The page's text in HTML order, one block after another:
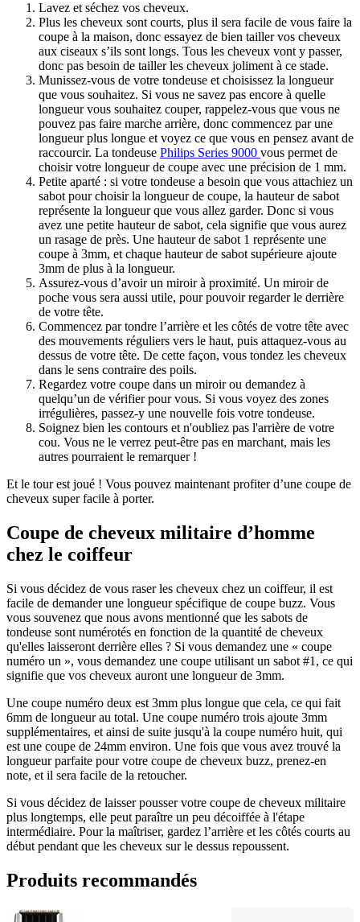
Lavez et séchez vos cheveux.
Plus les cheveux sont courts, plus il sera facile de vous faire la
coupe à la maison, donc essayez de bien tailler vos cheveux
aux ciseaux s’ils sont longs. Tous les cheveux vont y passer,
donc pas besoin de tailler les cheveux joliment à ce stade.
Munissez-vous de votre tondeuse et choisissez la longueur
que vous souhaitez. Si vous ne savez pas encore à quelle
longueur vous souhaitez couper, rappelez-vous que vous ne
pouvez pas faire marche arrière, donc commencez par une
longueur plus longue et voyez ce que vous en pensez avant de
raccourcir. La tondeuse Philips Series 9000 vous permet de
choisir votre longueur de coupe avec une précision de 1 mm.
Petite aparté : si votre tondeuse a besoin que vous attachiez un
sabot pour choisir la longueur de coupe, la hauteur de sabot
représente la longueur que vous allez garder. Donc si vous
avez une petite hauteur de sabot, cela signifie que vous aurez
un rasage de près. Une hauteur de sabot 1 représente une
coupe à 3mm, et chaque hauteur de sabot supérieure ajoute
3mm de plus à la longueur.
Assurez-vous d’avoir un miroir à proximité. Un miroir de
poche vous sera aussi utile, pour pouvoir regarder le derrière
de votre tête.
Commencez par tondre l’arrière et les côtés de votre tête avec
des mouvements réguliers vers le haut, puis attaquez-vous au
dessus de votre tête. De cette façon, vous tondez les cheveux
dans le sens contraire des poils.
Regardez votre coupe dans un miroir ou demandez à
quelqu’un de vérifier pour vous. Si vous voyez des zones
irrégulières, passez-y une nouvelle fois votre tondeuse.
Soignez bien les contours et n'oubliez pas l'arrière de votre
cou. Vous ne le verrez peut-être pas en marchant, mais les
autres pourraient le remarquer !
Et le tour est joué ! Vous pouvez maintenant profiter d’une coupe de
cheveux super facile à porter.
Coupe de cheveux militaire d’homme
chez le coiffeur
Si vous décidez de vous raser les cheveux chez un coiffeur, il est
facile de demander une longueur spécifique de coupe buzz. Vous
vous souvenez que nous avons mentionné que les sabots de
tondeuse sont numérotés en fonction de la quantité de cheveux
qu'elles laisseront derrière elles ? Si vous demandez une « coupe
numéro un », vous demandez une coupe utilisant un sabot #1, ce qui
signifie que vos cheveux auront une longueur de 3mm.
Une coupe numéro deux est 3mm plus longue que cela, ce qui fait
6mm de longueur au total. Une coupe numéro trois ajoute 3mm
supplémentaires, et ainsi de suite jusqu'à la coupe numéro huit, qui
est une coupe de 24mm environ. Une fois que vous avez trouvé la
longueur parfaite pour votre coupe de cheveux buzz, prenez-en
note, et il sera facile de la retoucher.
Si vous décidez de laisser pousser votre coupe de cheveux militaire
plus longtemps, elle peut paraître un peu décoiffée à l'étape
intermédiaire. Pour la maîtriser, gardez l’arrière et les côtés courts au
début pendant que les cheveux sur le dessus repoussent.
Produits recommandés